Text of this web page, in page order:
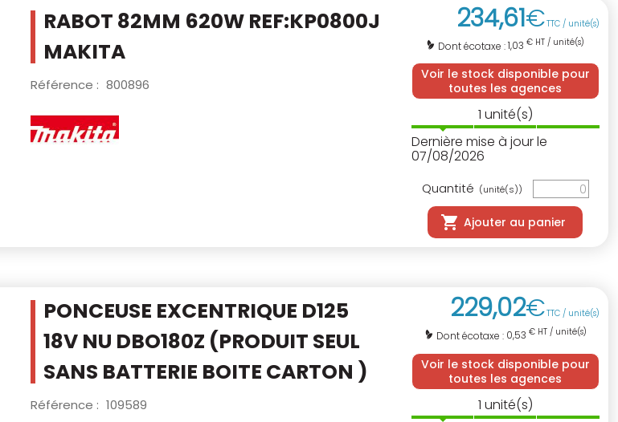
RABOT 82MM 620W REF:KP0800J
MAKITA
Référence : 800896
234,61€TTC / unité(s)
Dont écotaxe :1,03 € HT / unité(s)
Voir le stock disponible pour
toutes les agences
1 unité(s)
Dernière mise à jour le
07/08/2026
Quantité (unité(s))
Ajouter au panier
PONCEUSE EXCENTRIQUE D125
18V NU DBO180Z (PRODUIT SEUL
SANS BATTERIE BOITE CARTON )
Référence : 109589
229,02€TTC / unité(s)
Dont écotaxe : 0,53 € HT / unité(s)
Voir le stock disponible pour
toutes les agences
1 unité(s)